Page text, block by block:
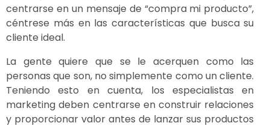
centrarse en un mensaje de “compra mi producto”,
céntrese más en las características que busca su
cliente ideal.
La gente quiere que se le acerquen como las
personas que son, no simplemente como un cliente.
Teniendo esto en cuenta, los especialistas en
marketing deben centrarse en construir relaciones
y proporcionar valor antes de lanzar sus productos